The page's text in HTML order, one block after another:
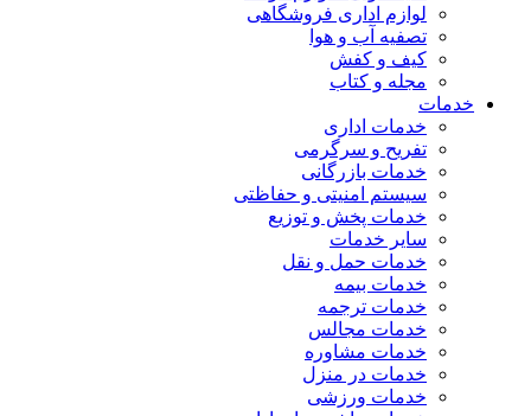
لوازم اداری فروشگاهی
تصفیه آب و هوا
کیف و کفش
مجله و کتاب
خدمات
خدمات اداری
تفریح و سرگرمی
خدمات بازرگانی
سیستم امنیتی و حفاظتی
خدمات پخش و توزیع
سایر خدمات
خدمات حمل و نقل
خدمات بیمه
خدمات ترجمه
خدمات مجالس
خدمات مشاوره
خدمات در منزل
خدمات ورزشی